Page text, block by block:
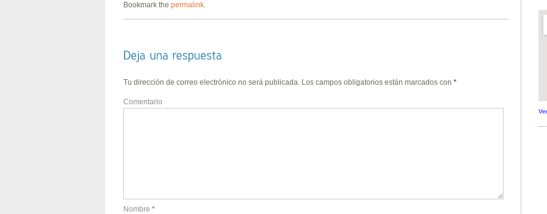
Bookmark the permalink.
Tu dirección de correo electrónico no será publicada. Los campos obligatorios están marcados con *
Comentario
Nombre *